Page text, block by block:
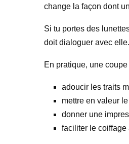
change la façon dont
Si tu portes des
doit dialoguer avec
En pratique, une
adoucir les traits
mettre en valeur
donner une
faciliter le coiffage